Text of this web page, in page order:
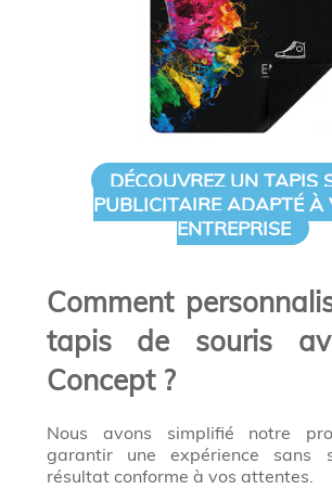
DÉCOUVREZ UN TAPIS
PUBLICITAIRE ADAPTÉ À
ENTREPRISE
Comment
tapis de souris
Concept ?
Nous avons simplifié notre
garantir une expérience sans
résultat conforme à vos attentes.